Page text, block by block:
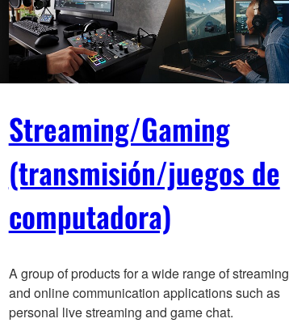
Streaming/Gaming
(transmisión/juegos de
computadora)
A group of products for a wide range of streaming
and online communication applications such as
personal live streaming and game chat.